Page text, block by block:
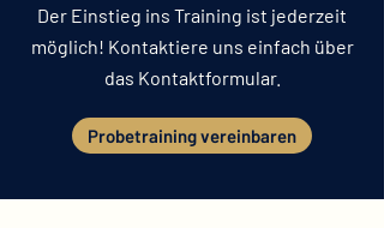
Der Einstieg ins Training ist jederzeit
möglich! Kontaktiere uns einfach über
das Kontaktformular.
Probetraining vereinbaren